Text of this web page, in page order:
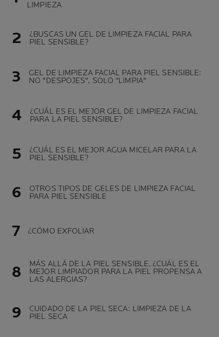
LIMPIEZA
¿BUSCAS UN GEL DE LIMPIEZA FACIAL PARA
PIEL SENSIBLE?
GEL DE LIMPIEZA FACIAL PARA PIEL SENSIBLE:
NO "DESPOJES", SOLO "LIMPIA"
¿CUÁL ES EL MEJOR GEL DE LIMPIEZA FACIAL
PARA LA PIEL SENSIBLE?
¿CUÁL ES EL MEJOR AGUA MICELAR PARA LA
PIEL SENSIBLE?
OTROS TIPOS DE GELES DE LIMPIEZA FACIAL
PARA PIEL SENSIBLE
¿CÓMO EXFOLIAR
MÁS ALLÁ DE LA PIEL SENSIBLE, ¿CUÁL ES EL
MEJOR LIMPIADOR PARA LA PIEL PROPENSA A
LAS ALERGIAS?
CUIDADO DE LA PIEL SECA: LIMPIEZA DE LA
PIEL SECA